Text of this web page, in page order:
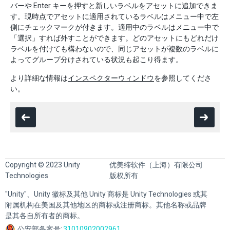
バーや Enter キーを押すと新しいラベルをアセットに追加できま
す。現時点でアセットに適用されているラベルはメニュー中で左
側にチェックマークが付きます。適用中のラベルはメニュー中で
「選択」すれば外すことができます。どのアセットにもどれだけ
ラベルを付けても構わないので、同じアセットが複数のラベルに
よってグループ分けされている状況も起こり得ます。
より詳細な情報はインスペクターウィンドウを参照してくださ
い。
Copyright © 2023 Unity
Technologies
优美缔软件（上海）有限公司
版权所有
"Unity"、Unity 徽标及其他 Unity 商标是 Unity Technologies 或其
附属机构在美国及其他地区的商标或注册商标。其他名称或品牌
是其各自所有者的商标。